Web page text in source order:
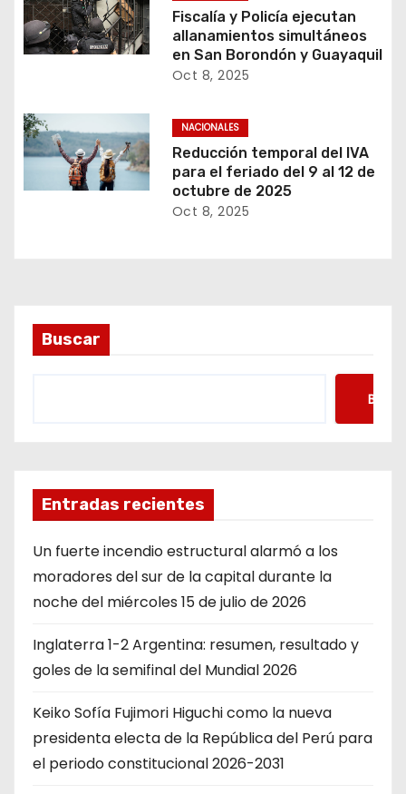
Fiscalía y Policía ejecutan
allanamientos simultáneos
en San Borondón y Guayaquil
Oct 8, 2025
NACIONALES
Reducción temporal del IVA
para el feriado del 9 al 12 de
octubre de 2025
Oct 8, 2025
Buscar
Entradas recientes
Un fuerte incendio estructural alarmó a los
moradores del sur de la capital durante la
noche del miércoles 15 de julio de 2026
Inglaterra 1-2 Argentina: resumen, resultado y
goles de la semifinal del Mundial 2026
Keiko Sofía Fujimori Higuchi como la nueva
presidenta electa de la República del Perú para
el periodo constitucional 2026-2031